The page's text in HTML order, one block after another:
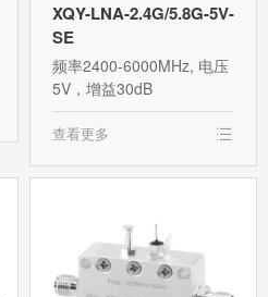
XQY-LNA-2.4G/5.8G-5V-
SE
频率2400-6000MHz, 电压
5V，增益30dB
查看更多